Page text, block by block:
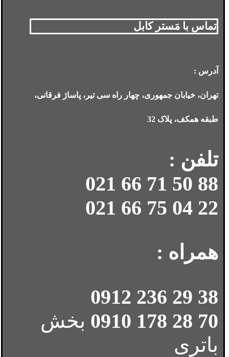
تماس با مَستر کابل
آدرس :
تهران، خیابان جمهوری، چهار راه سی تیر، پاساژ فرقانی،
طبقه همکف، پلاک 32
تلفن :
88 50 71 66 021
22 04 75 66 021
همراه :
38 29 236 0912
70 28 178 0910
بخش
باتری